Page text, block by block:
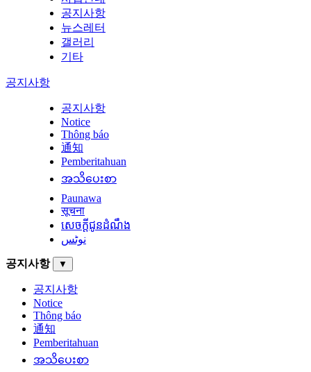
공지사항
뉴스레터
갤러리
기타
공지사항
공지사항
Notice
Thông báo
通知
Pemberitahuan
အသိပေးစာ
Paunawa
सूचना
សេចក្តីជូនដំណឹង
نوٹس
공지사항 ▼
공지사항
Notice
Thông báo
通知
Pemberitahuan
အသိပေးစာ